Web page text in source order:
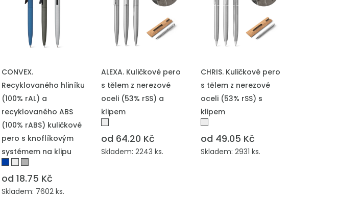
CONVEX.
Recyklovaného hliníku
(100% rAL) a
recyklovaného ABS
(100% rABS) kuličkové
pero s knoflíkovým
systémem na klipu
od 18.75 Kč
Skladem: 7602 ks.
PŘIDAT DO POPTÁVKY
ALEXA. Kuličkové pero
s tělem z nerezové
oceli (53% rSS) a
klipem
od 64.20 Kč
Skladem: 2243 ks.
PŘIDAT DO POPTÁVKY
CHRIS. Kuličkové pero
s tělem z nerezové
oceli (53% rSS) s
klipem
od 49.05 Kč
Skladem: 2931 ks.